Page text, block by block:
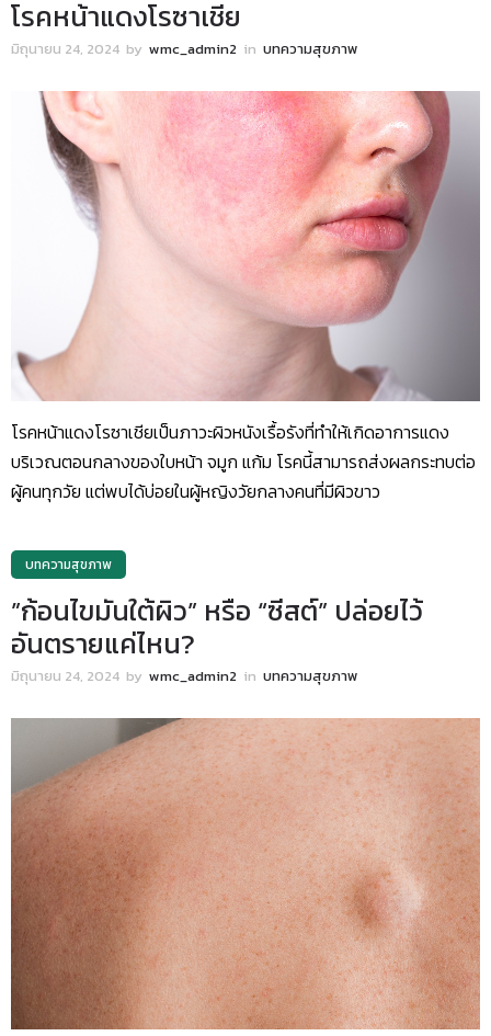
โรคหน้าแดงโรซาเชีย
มิถุนายน 24, 2024 by wmc_admin2 in บทความสุขภาพ
โรคหน้าแดงโรซาเชียเป็นภาวะผิวหนังเรื้อรังที่ทำให้เกิดอาการแดง
บริเวณตอนกลางของใบหน้า จมูก แก้ม โรคนี้สามารถส่งผลกระทบต่อ
ผู้คนทุกวัย แต่พบได้บ่อยในผู้หญิงวัยกลางคนที่มีผิวขาว
บทความสุขภาพ
”ก้อนไขมันใต้ผิว” หรือ “ซีสต์” ปล่อยไว้
อันตรายแค่ไหน?
มิถุนายน 24, 2024 by wmc_admin2 in บทความสุขภาพ